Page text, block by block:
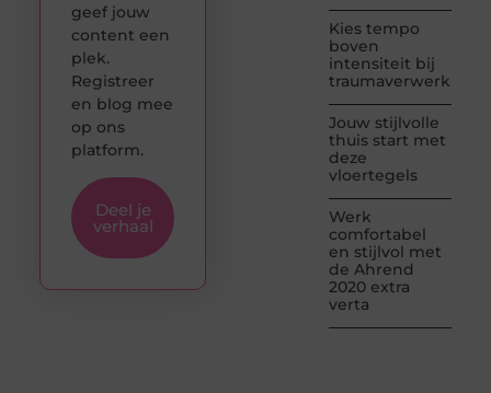
Kies tempo
boven
intensiteit bij
traumaverwerking
Jouw stijlvolle
thuis start met
deze
vloertegels
Werk
comfortabel
en stijlvol met
de Ahrend
2020 extra
verta
geef jouw
content een
plek.
Registreer
en blog mee
op ons
platform.
Deel je
verhaal